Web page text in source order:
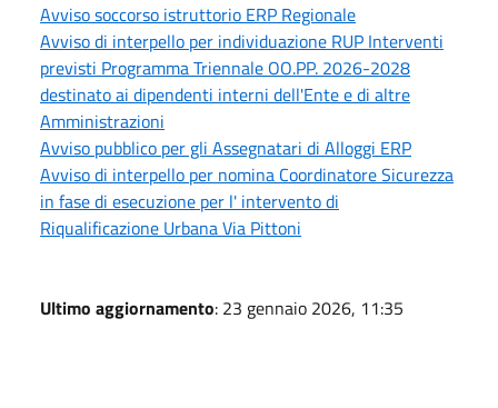
Avviso soccorso istruttorio ERP Regionale
Avviso di interpello per individuazione RUP Interventi
previsti Programma Triennale OO.PP. 2026-2028
destinato ai dipendenti interni dell'Ente e di altre
Amministrazioni
Avviso pubblico per gli Assegnatari di Alloggi ERP
Avviso di interpello per nomina Coordinatore Sicurezza
in fase di esecuzione per l' intervento di
Riqualificazione Urbana Via Pittoni
Ultimo aggiornamento: 23 gennaio 2026, 11:35